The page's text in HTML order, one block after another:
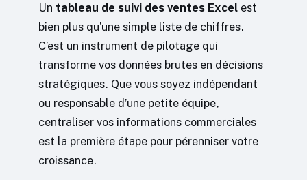
Un tableau de suivi des ventes Excel est
bien plus qu’une simple liste de chiffres.
C’est un instrument de pilotage qui
transforme vos données brutes en décisions
stratégiques. Que vous soyez indépendant
ou responsable d’une petite équipe,
centraliser vos informations commerciales
est la première étape pour pérenniser votre
croissance.